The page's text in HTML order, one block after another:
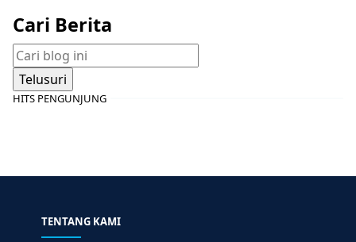
Cari Berita
HITS PENGUNJUNG
TENTANG KAMI